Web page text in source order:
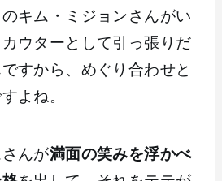
キム・ミジョンさんがい
ウターとして引っ張りだ
すから、めぐり合わせと
よね。
んが満面の笑みを浮かべ